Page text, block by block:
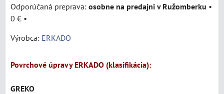
osobne na predajni v Ružomberku •
0 € •
Výrobca: ERKADO
Povrchové úpravy ERKADO (klasifikácia):
GREKO